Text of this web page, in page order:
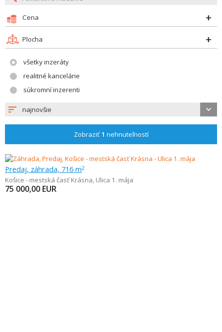
Cena
Plocha
všetky inzeráty
realitné kancelárie
súkromní inzerenti
najnovšie
Zobraziť1 nehnuteľností
Predaj, záhrada, 716 m2
Košice - mestská časť Krásna, Ulica 1. mája
75 000,00 EUR